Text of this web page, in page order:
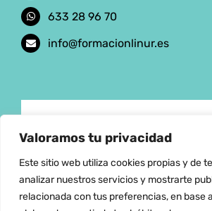
Valoramos tu privacidad
Este sitio web utiliza cookies propias y de
analizar nuestros servicios y mostrarte
relacionada con tus preferencias, en base
633 28 96 70
info@formacionlinur.es
Política de privacidad